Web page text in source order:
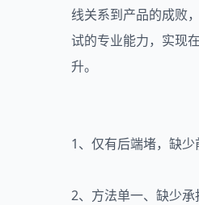
线关系到产品的成败
试的专业能力，实现
升。
1、仅有后端堵，缺少
2、方法单一、缺少